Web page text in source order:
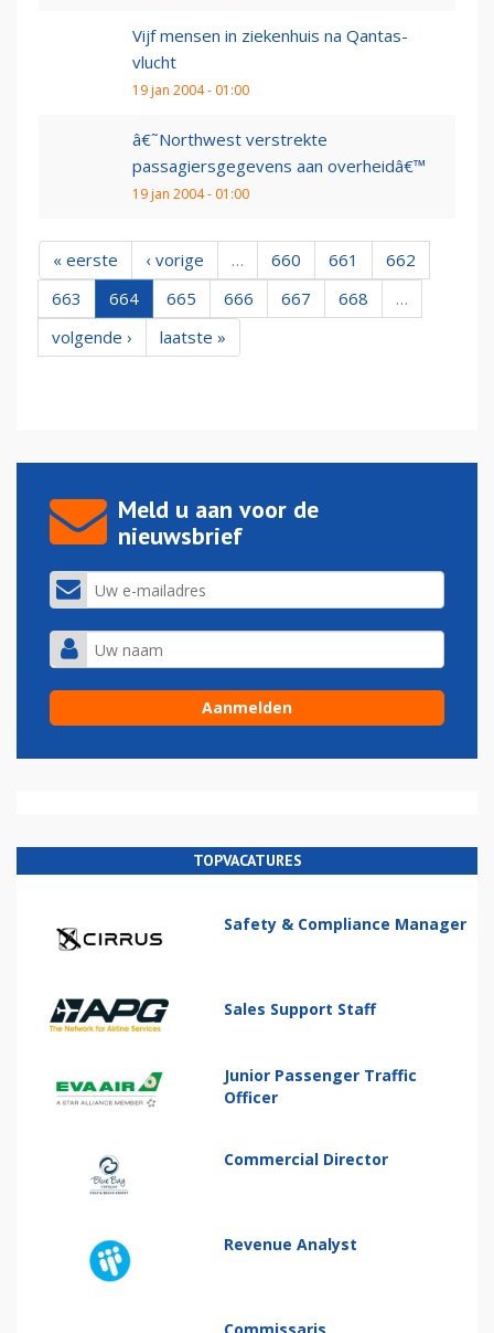
Vijf mensen in ziekenhuis na Qantas-
vlucht
19 jan 2004 - 01:00
â€˜Northwest verstrekte
passagiersgegevens aan overheidâ€™
19 jan 2004 - 01:00
« eerste ‹ vorige … 660 661
662
663
664 665 666 667 668
…
volgende ›
laatste »
Meld u aan voor de
nieuwsbrief
TOPVACATURES
Safety & Compliance Manager
Sales Support Staff
Junior Passenger Traffic
Officer
Commercial Director
Revenue Analyst
Commissaris